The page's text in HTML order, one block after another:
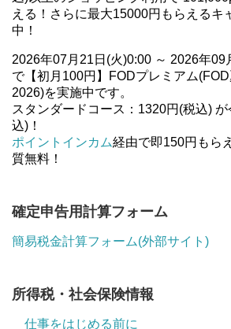
える！さらに最大15000円もらえるキ
中！
2026年07月21日(火)0:00 ～ 2026年09
で【初月100円】FODプレミアム
2026)を実施中です。
スタンダードコース：1320円(税込)
込)！
ポイントインカム経由で即150円もら
質無料！
確定申告用計算フォーム
簡易税金計算フォーム(外部サイト)
所得税・社会保険情報
仕事をはじめる前に